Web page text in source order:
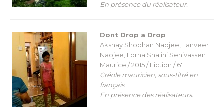
En présence du réalisateur.
Dont Drop a Drop
Akshay Shodhan Naojee, Tanveer
Naojee, Lorna Shalini Senivassen
Maurice / 2015 / Fiction / 6′
Créole mauricien, sous-titré en
français
En présence des réalisateurs.